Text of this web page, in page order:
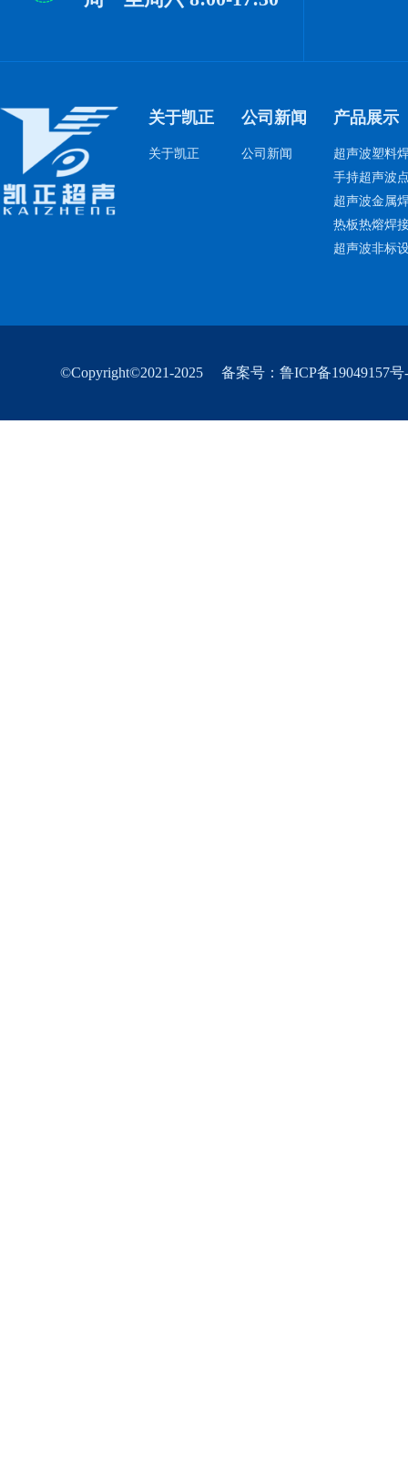
关于凯正
关于凯正
公司新闻
公司新闻
产品展示
超声波塑料
手持超声波
超声波金属
热板热熔焊
超声波非标
©Copyright©2021-2025 备案号：鲁ICP备19049157号